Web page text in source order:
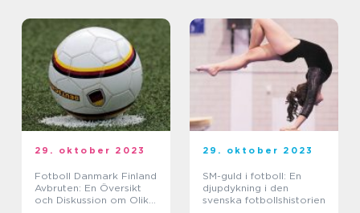
29. oktober 2023
Fotboll Danmark Finland
Avbruten: En Översikt
och Diskussion om Olika
29. oktober 2023
SM-guld i fotboll: En
djupdykning i den
svenska fotbollshistorien